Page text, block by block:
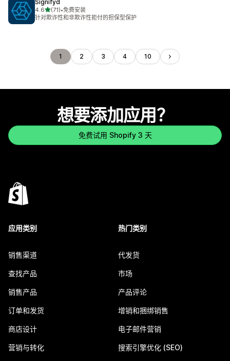
Signifyd
4.6星（满分 5 星）
(71)
总共 71 条评论
•免费安装
针对欺诈性和非欺诈性拒付的担保型保护
1 2 3 4 10
想要添加应用？
免费试用 Shopify 3 天
应用类别
销售渠道
查找产品
销售产品
订单和发货
商店设计
营销与转化
热门类别
代发货
市场
产品评论
增销和捆绑销售
电子邮件营销
搜索引擎优化 (SEO)